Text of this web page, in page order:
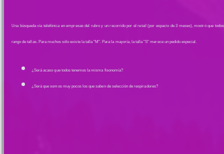
Una búsqueda vía telefónica en empresas del rubro y un recorrido por el retail (por espacio de 3 meses), mostró que
rango de tallas. Para muchos sólo existe la talla "M". Para la mayoría, la talla "S" merece un pedido especial.
¿Será acaso que todos tenemos la misma fisonomía?
¿Será que somos muy pocos los que saben de selección de respiradores?